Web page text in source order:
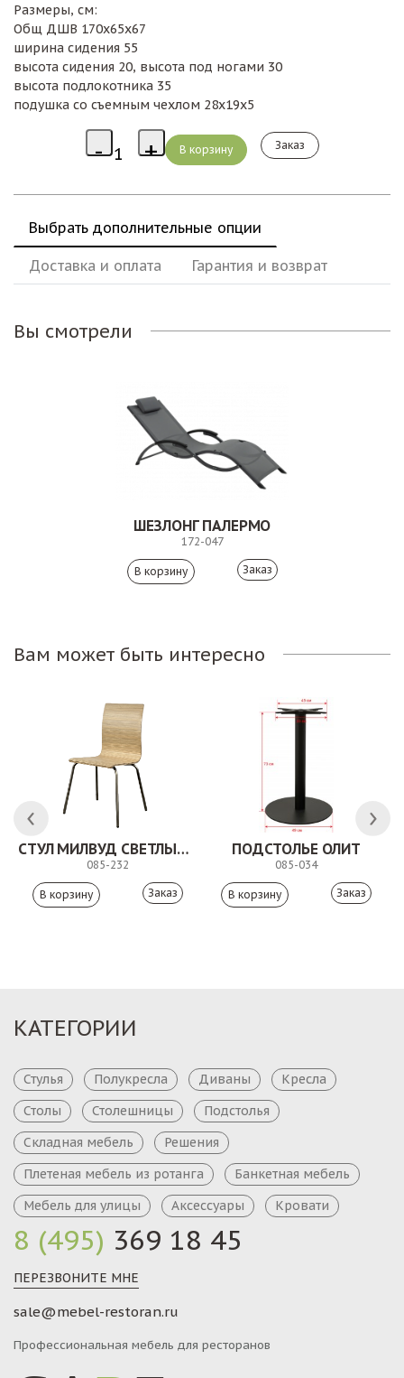
Размеры, см:
Общ ДШВ 170х65х67
ширина сидения 55
высота сидения 20, высота под ногами 30
высота подлокотника 35
подушка со съемным чехлом 28х19х5
Заказ
Выбрать дополнительные опции
Доставка и оплата Гарантия и возврат
Вы смотрели
ШЕЗЛОНГ ПАЛЕРМО
172-047
Заказ
Вам может быть интересно
СТУЛ МИЛВУД СВЕТЛЫЙ ШЕЛК
085-232
Заказ
ПОДСТОЛЬЕ ОЛИТ
085-034
Заказ
8 (495) 369 18 45
ПЕРЕЗВОНИТЕ МНЕ
sale@mebel-restoran.ru
Профессиональная мебель для ресторанов
КАТЕГОРИИ
Стулья Полукресла Диваны
Кресла
Столы
Столешницы
Подстолья
Складная мебель
Решения
Плетеная мебель из ротанга
Банкетная мебель
Мебель для улицы
Аксессуары Кровати